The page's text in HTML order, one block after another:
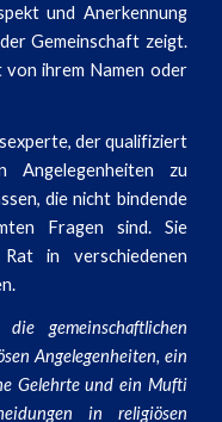
und Anerkennung
Gemeinschaft zeigt.
ihrem Namen oder
der qualifiziert
Angelegenheiten zu
die nicht bindende
Fragen sind. Sie
in verschiedenen
gemeinschaftlichen
Angelegenheiten, ein
Gelehrte und ein Mufti
in religiösen